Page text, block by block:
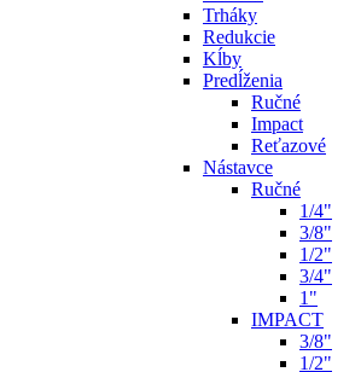
Trháky
Redukcie
Kĺby
Predĺženia
Ručné
Impact
Reťazové
Nástavce
Ručné
1/4"
3/8"
1/2"
3/4"
1"
IMPACT
3/8"
1/2"